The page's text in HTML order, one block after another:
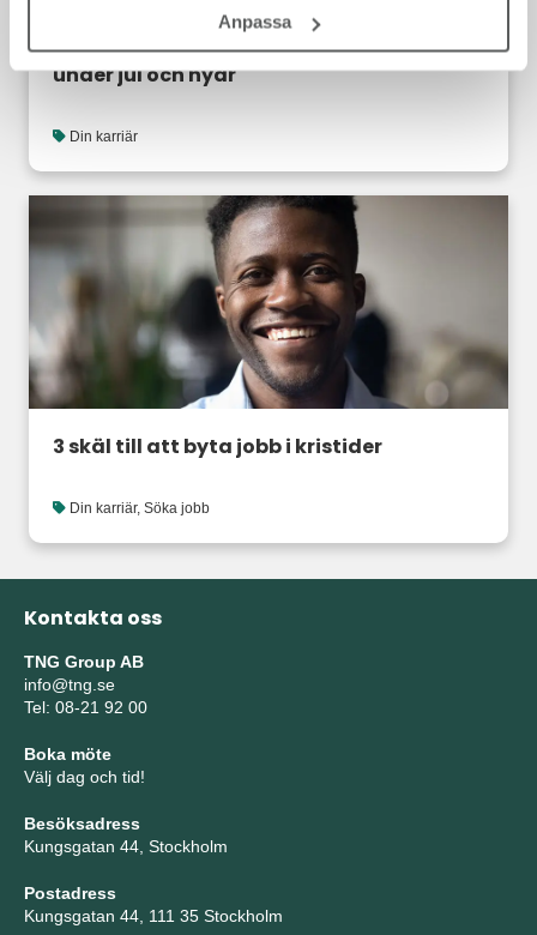
Anpassa
Nyårslistan! Så fyller du på med ny energi
under jul och nyår
Din karriär
3 skäl till att byta jobb i kristider
Din karriär, Söka jobb
Kontakta oss
TNG Group AB
info@tng.se
Tel: 08-21 92 00
Boka möte
Välj dag och tid!
Besöksadress
Kungsgatan 44, Stockholm
Postadress
Kungsgatan 44, 111 35 Stockholm